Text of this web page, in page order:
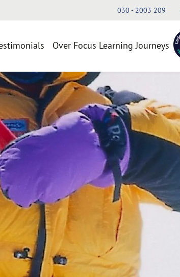
030 - 2003 209
Over Focus Learning Journeys